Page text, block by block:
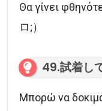
Θα γίνει
ロ;）
49.試着し
Μπορώ να